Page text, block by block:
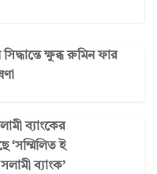
ক্ষুব্ধ রুমিন ফার
ব্যাংকের
‘সম্মিলিত ই
সলামী ব্যাংক’